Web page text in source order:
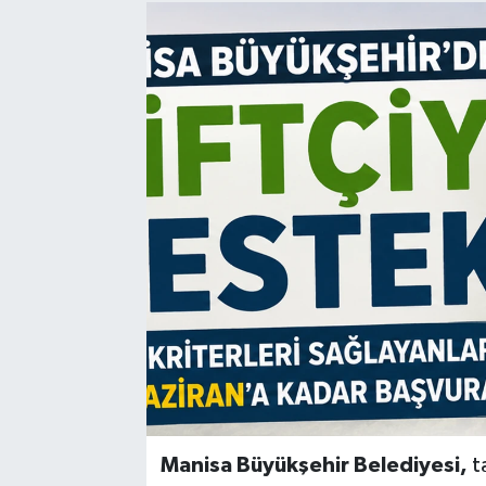
Manisa Büyükşehir Belediyesi,
Manisaspor
Gizlilik Sözleşmesi